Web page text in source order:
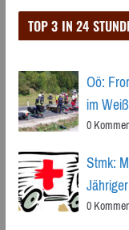
TOP 3 IN 24
Oö:
im
0
Stmk:
0